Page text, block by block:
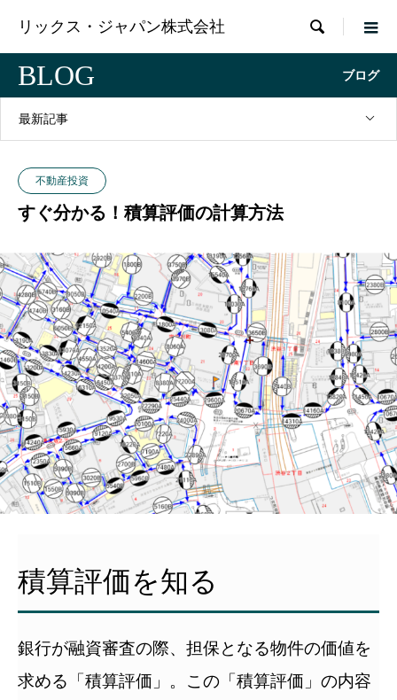
リックス・ジャパン株式会社 
BLOG ブログ
最新記事
不動産投資
すぐ分かる！積算評価の計算方法
積算評価を知る
銀行が融資審査の際、担保となる物件の価値を
求める「積算評価」。この「積算評価」の内容